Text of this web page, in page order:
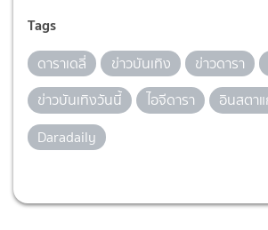
Tags
ดาราเดลี่ ข่าวบันเทิง ข่าวดารา
ข่าวบันเทิงวันนี้
ไอจีดารา
อินสตา
Daradaily